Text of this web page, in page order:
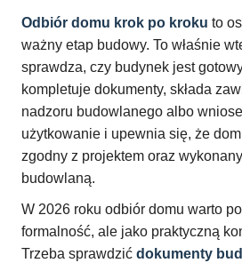
Odbiór domu krok po kroku to
ważny etap budowy. To właśnie
sprawdza, czy budynek jest
kompletuje dokumenty, składa
nadzoru budowlanego albo
użytkowanie i upewnia się, że
zgodny z projektem oraz
budowlaną.
W 2026 roku odbiór domu warto
formalność, ale jako praktyczną
Trzeba sprawdzić dokumenty